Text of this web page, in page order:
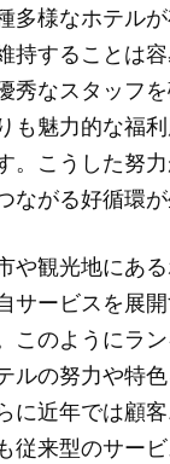
多様なホテル
持することは
秀なスタッフ
も魅力的な福
。こうした努
ながる好循環が
や観光地にあ
サービスを展
このようにラ
ルの努力や特
に近年では顧
従来型のサー